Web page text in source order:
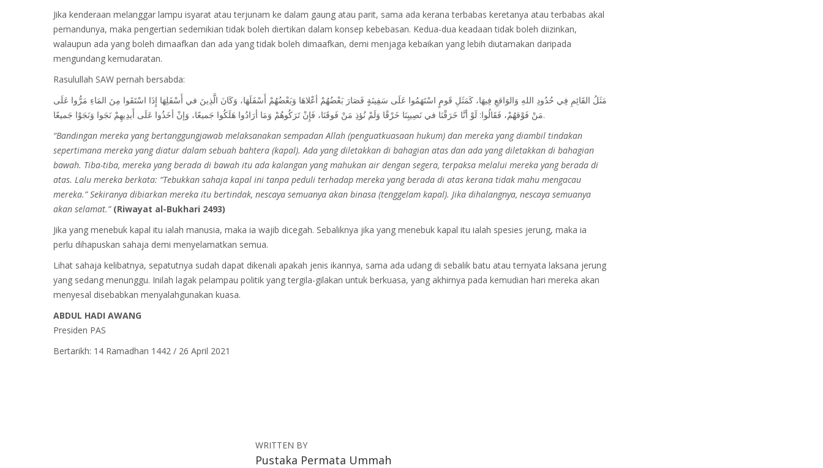
Jika kenderaan melanggar lampu isyarat atau terjunam ke dalam gaung atau parit, sama ada kerana terbabas keretanya atau terbabas akal
pemandunya, maka pengertian sedemikian tidak boleh diertikan dalam konsep kebebasan. Kedua-dua keadaan tidak boleh diizinkan,
walaupun ada yang boleh dimaafkan dan ada yang tidak boleh dimaafkan, demi menjaga kebaikan yang lebih diutamakan daripada
mengundang kemudaratan.
Rasulullah SAW pernah bersabda:
‌مَثَلُ ‌القَائِمِ ‌فِي ‌حُدُودِ ‌اللهِ وَالوَاقعِ فِيهَا، كَمَثَلِ قَومٍ اسْتَهَمُوا عَلَى سَفِينَةٍ فَصَارَ بَعْضُهُمْ أعْلاهَا وَبَعْضُهُمْ أَسْفَلَهَا، وَكَانَ الَّذِينَ في أَسْفَلِهَا إِذَا اسْتَقَوا مِنَ المَاءِ مَرُّوا عَلَى
مَنْ فَوْقهُمْ، فَقَالُوا: لَوْ أنَّا خَرَقْنَا في نَصِيبِنَا خَرْقًا وَلَمْ نُؤذِ مَنْ فَوقَنَا، فَإِنْ تَرَكُوهُمْ وَمَا أرَادُوا هَلَكُوا جَميعًا، وَإنْ أخَذُوا عَلَى أَيدِيهِمْ نَجَوا وَنَجَوْا جَميعًا.
“Bandingan mereka yang bertanggungjawab melaksanakan sempadan Allah (penguatkuasaan hukum) dan mereka yang diambil tindakan
sepertimana mereka yang diatur dalam sebuah bahtera (kapal). Ada yang diletakkan di bahagian atas dan ada yang diletakkan di bahagian
bawah. Tiba-tiba, mereka yang berada di bawah itu ada kalangan yang mahukan air dengan segera, terpaksa melalui mereka yang berada di
atas. Lalu mereka berkata: “Tebukkan sahaja kapal ini tanpa peduli terhadap mereka yang berada di atas kerana tidak mahu mengacau
mereka.” Sekiranya dibiarkan mereka itu bertindak, nescaya semuanya akan binasa (tenggelam kapal). Jika dihalangnya, nescaya semuanya
akan selamat.” (Riwayat al-Bukhari 2493)
Jika yang menebuk kapal itu ialah manusia, maka ia wajib dicegah. Sebaliknya jika yang menebuk kapal itu ialah spesies jerung, maka ia
perlu dihapuskan sahaja demi menyelamatkan semua.
Lihat sahaja kelibatnya, sepatutnya sudah dapat dikenali apakah jenis ikannya, sama ada udang di sebalik batu atau ternyata laksana jerung
yang sedang menunggu. Inilah lagak pelampau politik yang tergila-gilakan untuk berkuasa, yang akhirnya pada kemudian hari mereka akan
menyesal disebabkan menyalahgunakan kuasa.
ABDUL HADI AWANG
Presiden PAS
Bertarikh: 14 Ramadhan 1442 / 26 April 2021
WRITTEN BY
Pustaka Permata Ummah